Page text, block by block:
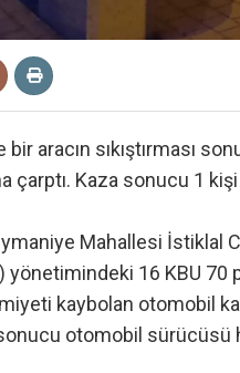
bir aracın sıkıştırması
çarptı. Kaza sonucu 1 kişi
Mahallesi İstiklal
yönetimindeki 16 KBU 70
kaybolan otomobil
otomobil sürücüsü